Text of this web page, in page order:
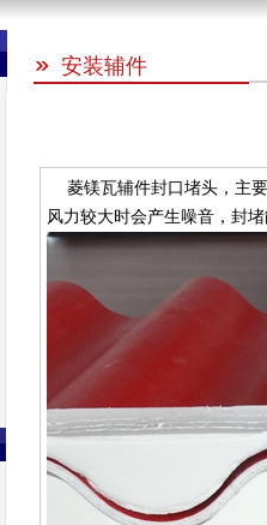
安装辅件
菱镁瓦辅件封口堵头，主
风力较大时会产生噪音，封